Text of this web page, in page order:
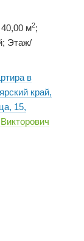
м2;
Этаж/
в
край,
15,